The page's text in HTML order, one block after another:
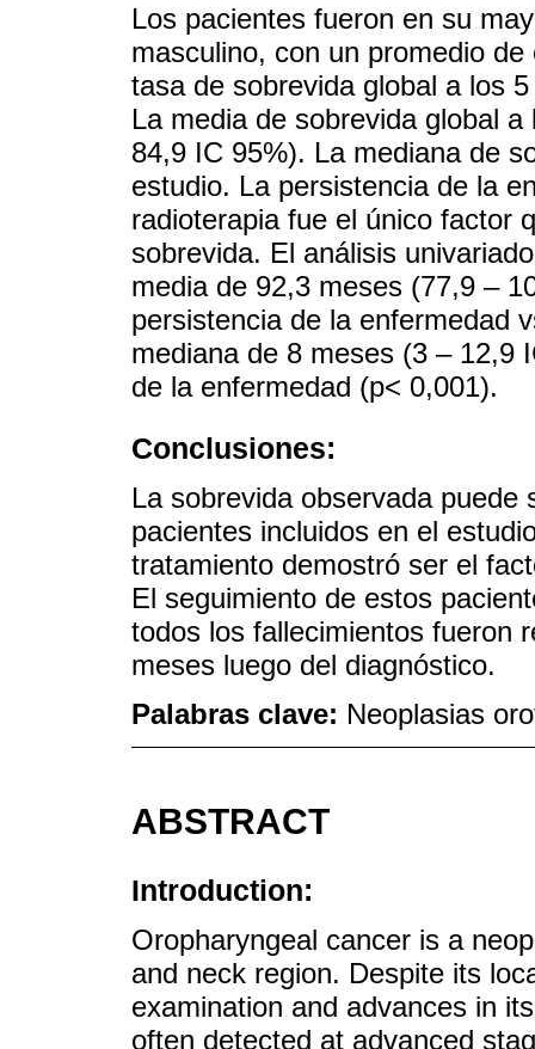
Los pacientes fueron en su
masculino, con un promedio
tasa de sobrevida global a los
La media de sobrevida global
84,9 IC 95%). La mediana de
estudio. La persistencia de la
radioterapia fue el único factor
sobrevida. El análisis
media de 92,3 meses (77,9 –
persistencia de la enfermedad
mediana de 8 meses (3 – 12,9
de la enfermedad (p< 0,001).
Conclusiones:
La sobrevida observada puede
pacientes incluidos en el
tratamiento demostró ser el
El seguimiento de estos
todos los fallecimientos fueron
meses luego del diagnóstico.
Palabras clave: Neoplasias
ABSTRACT
Introduction:
Oropharyngeal cancer is a
and neck region. Despite its
examination and advances in
often detected at advanced